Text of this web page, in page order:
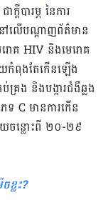
បារម្ភ នៃ​ការ​
ៅលើ​បណ្តាញ​ព័ត៌មាន​
ោគ HIV និង​មេរោគ​
កំពុង​តែ​កើន​ឡើង​
ង និង​បង្ការ​ជំងឺ​ឆ្លង​
ទ C មាន​ការ​កើន​
ចន្លោះ​ពី ២០-២៩
ខ្លះ?